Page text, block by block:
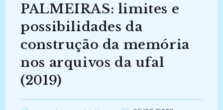
PALMEIRAS: limites e
possibilidades da
construção da memória
nos arquivos da ufal
(2019)